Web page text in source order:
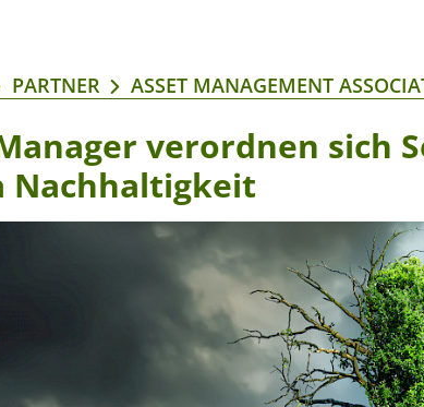
PARTNER ASSET MANAGEMENT
verordnen sich
Nachhaltigkeit